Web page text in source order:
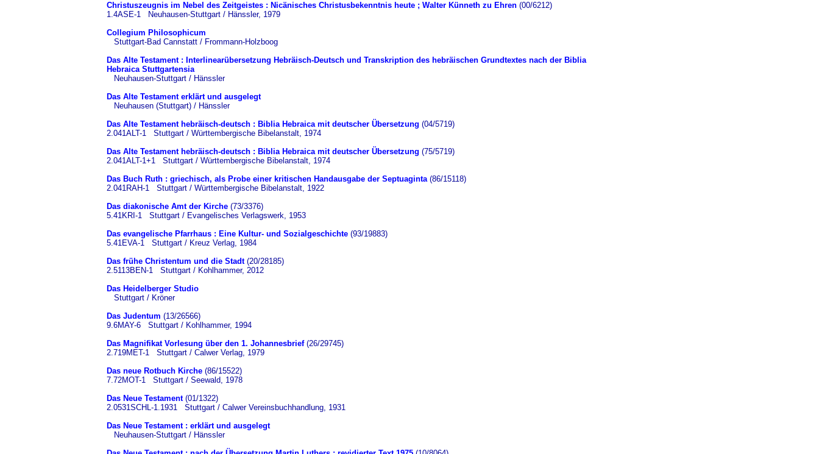
Christuszeugnis im Nebel des Zeitgeistes : Nicänisches Christusbekenntnis heute ; Walter Künneth zu Ehren (00/6212)
1.4ASE-1 Neuhausen-Stuttgart / Hänssler, 1979
Collegium Philosophicum
Stuttgart-Bad Cannstatt / Frommann-Holzboog
Das Alte Testament : Interlinearübersetzung Hebräisch-Deutsch und Transkription des hebräischen Grundtextes nach der Biblia
Hebraica Stuttgartensia
Neuhausen-Stuttgart / Hänssler
Das Alte Testament erklärt und ausgelegt
Neuhausen (Stuttgart) / Hänssler
Das Alte Testament hebräisch-deutsch : Biblia Hebraica mit deutscher Übersetzung (04/5719)
2.041ALT-1 Stuttgart / Württembergische Bibelanstalt, 1974
Das Alte Testament hebräisch-deutsch : Biblia Hebraica mit deutscher Übersetzung (75/5719)
2.041ALT-1+1 Stuttgart / Württembergische Bibelanstalt, 1974
Das Buch Ruth : griechisch, als Probe einer kritischen Handausgabe der Septuaginta(86/15118)
2.041RAH-1 Stuttgart / Württembergische Bibelanstalt, 1922
Das diakonische Amt der Kirche (73/3376)
5.41KRI-1 Stuttgart / Evangelisches Verlagswerk, 1953
Das evangelische Pfarrhaus : Eine Kultur- und Sozialgeschichte (93/19883)
5.41EVA-1 Stuttgart / Kreuz Verlag, 1984
Das frühe Christentum und die Stadt(20/28185)
2.5113BEN-1 Stuttgart / Kohlhammer, 2012
Das Heidelberger Studio
Stuttgart / Kröner
Das Judentum (13/26566)
9.6MAY-6 Stuttgart / Kohlhammer, 1994
Das Magnifikat Vorlesung über den 1. Johannesbrief(26/29745)
2.719MET-1 Stuttgart / Calwer Verlag, 1979
Das neue Rotbuch Kirche (86/15522)
7.72MOT-1 Stuttgart / Seewald, 1978
Das Neue Testament(01/1322)
2.0531SCHL-1.1931 Stuttgart / Calwer Vereinsbuchhandlung, 1931
Das Neue Testament : erklärt und ausgelegt
Neuhausen-Stuttgart / Hänssler